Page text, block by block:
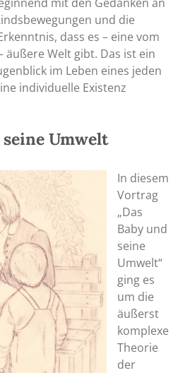
mit den Gedanken an
und die
dass es – eine vom
äußere Welt gibt. Das ist ein
im Leben eines jeden
individuelle Existenz
seine Umwelt
In diesem
Vortrag
„Das
Baby und
seine
Umwelt“
ging es
um die
äußerst
komplexe
Theorie
der